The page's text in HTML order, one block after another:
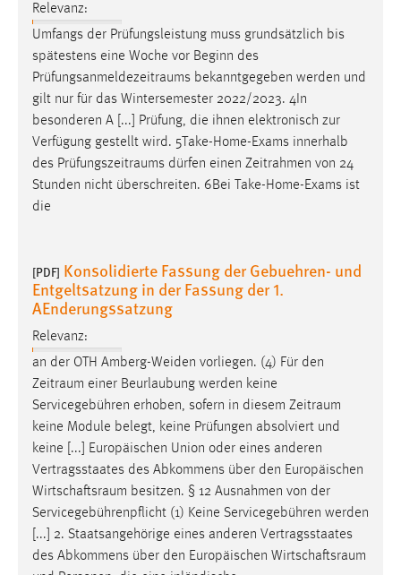
Relevanz:
Umfangs der Prüfungsleistung muss grundsätzlich bis
spätestens eine Woche vor Beginn des
Prüfungsanmeldezeitraums bekanntgegeben werden und
gilt nur für das Wintersemester 2022/2023. 4In
besonderen A [...] Prüfung, die ihnen elektronisch zur
Verfügung gestellt wird. 5Take-Home-Exams innerhalb
des Prüfungszeitraums dürfen einen Zeitrahmen von 24
Stunden nicht überschreiten. 6Bei Take-Home-Exams ist
die
[PDF] Konsolidierte Fassung der Gebuehren- und
Entgeltsatzung in der Fassung der 1.
AEnderungssatzung
Relevanz:
an der OTH Amberg-Weiden vorliegen. (4) Für den
Zeitraum einer Beurlaubung werden keine
Servicegebühren erhoben, sofern in diesem Zeitraum
keine Module belegt, keine Prüfungen absolviert und
keine [...] Europäischen Union oder eines anderen
Vertragsstaates des Abkommens über den Europäischen
Wirtschaftsraum besitzen. § 12 Ausnahmen von der
Servicegebührenpflicht (1) Keine Servicegebühren werden
[...] 2. Staatsangehörige eines anderen Vertragsstaates
des Abkommens über den Europäischen Wirtschaftsraum